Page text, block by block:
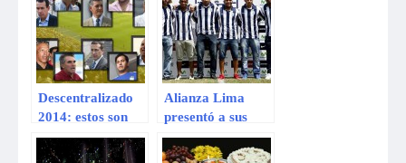
público ni pasar
por el Congreso
Descentralizado
2014: estos son
los 16 técnicos
para esta
Alianza Lima
presentó a sus
primeros
refuerzos para la